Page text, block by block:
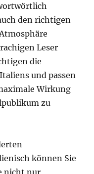
den richtigen
Leser
die
und passen
Wirkung
zu
können Sie
nicht nur